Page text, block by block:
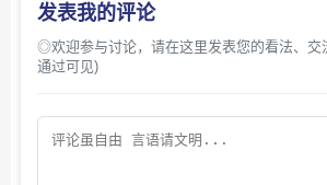
发表我的评论
◎欢迎参与讨论，请在这里发表您的看法、交
通过可见)